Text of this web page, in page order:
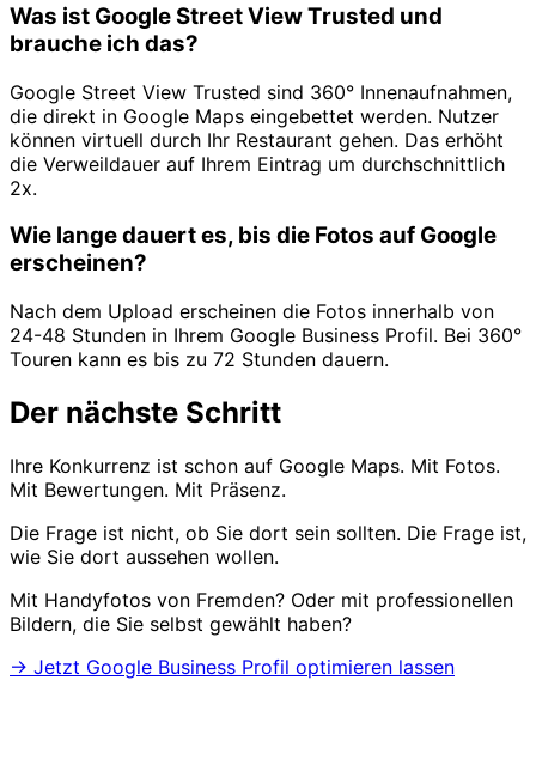
Was ist Google Street View Trusted und
brauche ich das?
Google Street View Trusted sind 360° Innenaufnahmen,
die direkt in Google Maps eingebettet werden. Nutzer
können virtuell durch Ihr Restaurant gehen. Das erhöht
die Verweildauer auf Ihrem Eintrag um durchschnittlich
2x.
Wie lange dauert es, bis die Fotos auf Google
erscheinen?
Nach dem Upload erscheinen die Fotos innerhalb von
24-48 Stunden in Ihrem Google Business Profil. Bei 360°
Touren kann es bis zu 72 Stunden dauern.
Der nächste Schritt
Ihre Konkurrenz ist schon auf Google Maps. Mit Fotos.
Mit Bewertungen. Mit Präsenz.
Die Frage ist nicht, ob Sie dort sein sollten. Die Frage ist,
wie Sie dort aussehen wollen.
Mit Handyfotos von Fremden? Oder mit professionellen
Bildern, die Sie selbst gewählt haben?
→ Jetzt Google Business Profil optimieren lassen